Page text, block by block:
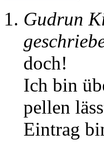
Gudrun
doch!
Ich bin
pellen
Eintrag